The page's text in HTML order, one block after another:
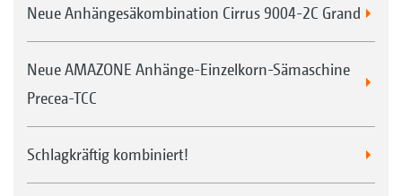
Neue Anhängesäkombination Cirrus 9004-2C Grand
Neue AMAZONE Anhänge-Einzelkorn-Sämaschine
Precea-TCC
Schlagkräftig kombiniert!